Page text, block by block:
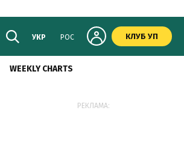
УКР РОС КЛУБ УП
WEEKLY CHARTS
РЕКЛАМА: